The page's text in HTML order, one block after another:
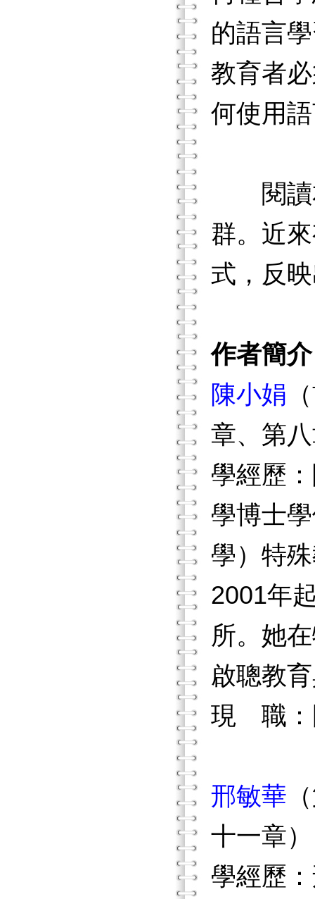
的語言
教育者
何使用
閱讀本
群。近
式，反
作者簡介
陳小娟
章、第
學經歷
學博士
學）特
2001年
所。她
啟聰教
現 職：
邢敏華
十一章）
學經歷